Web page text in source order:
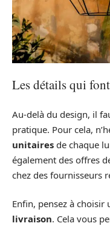
Les détails qui
Au-delà du design, il
pratique. Pour cela,
unitaires de chaque
également des offres
chez des fournisseurs
Enfin, pensez à choisir
livraison. Cela vous